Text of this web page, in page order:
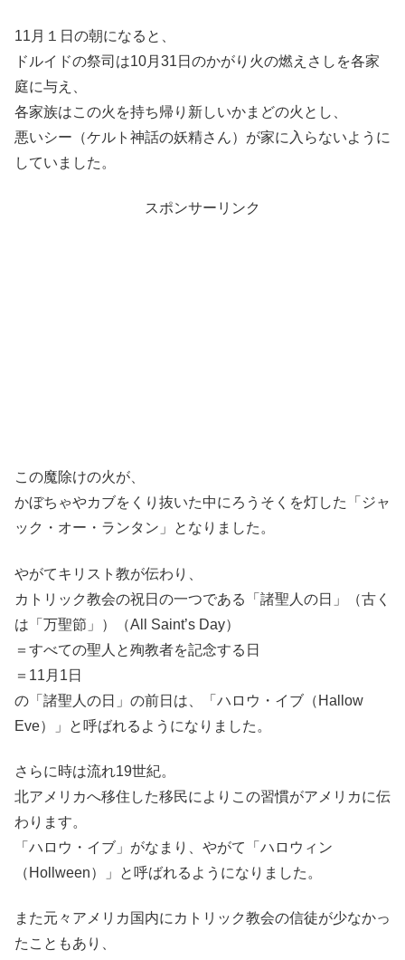
11月１日の朝になると、
ドルイドの祭司は10月31日のかがり火の燃えさしを各家
庭に与え、
各家族はこの火を持ち帰り新しいかまどの火とし、
悪いシー（ケルト神話の妖精さん）が家に入らないように
していました。
スポンサーリンク
この魔除けの火が、
かぼちゃやカブをくり抜いた中にろうそくを灯した「ジャ
ック・オー・ランタン」となりました。
やがてキリスト教が伝わり、
カトリック教会の祝日の一つである「諸聖人の日」（古く
は「万聖節」）（All Saint’s Day）
＝すべての聖人と殉教者を記念する日
＝11月1日
の「諸聖人の日」の前日は、「ハロウ・イブ（Hallow
Eve）」と呼ばれるようになりました。
さらに時は流れ19世紀。
北アメリカへ移住した移民によりこの習慣がアメリカに伝
わります。
「ハロウ・イブ」がなまり、やがて「ハロウィン
（Hollween）」と呼ばれるようになりました。
また元々アメリカ国内にカトリック教会の信徒が少なかっ
たこともあり、